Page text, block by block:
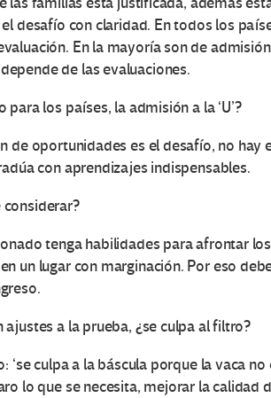
desafío con claridad. En todos los
En la mayoría son de
de las evaluaciones.
para los países, la admisión a la ‘U’?
de oportunidades es el desafío, no
con aprendizajes indispensables.
considerar?
tenga habilidades para afrontar
un lugar con marginación. Por eso
ajustes a la prueba, ¿se culpa al filtro?
‘se culpa a la báscula porque la vaca
lo que se necesita, mejorar la calidad